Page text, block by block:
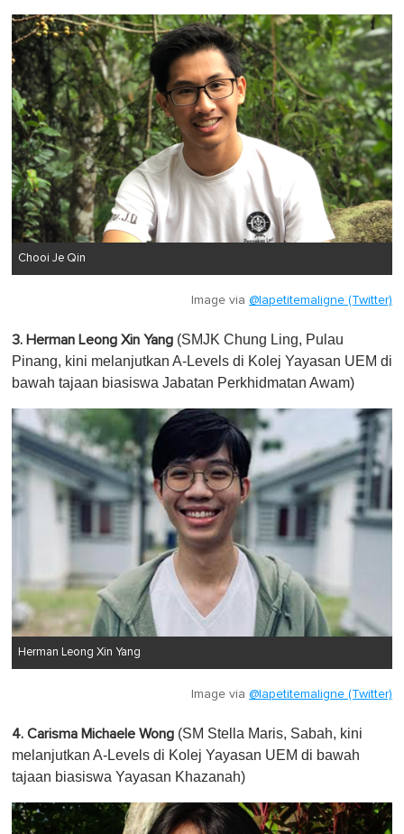
Chooi Je Qin
Image via @lapetitemaligne (Twitter)
3. Herman Leong Xin Yang (SMJK Chung Ling, Pulau
Pinang, kini melanjutkan A-Levels di Kolej Yayasan UEM di
bawah tajaan biasiswa Jabatan Perkhidmatan Awam)
Herman Leong Xin Yang
Image via @lapetitemaligne (Twitter)
4. Carisma Michaele Wong (SM Stella Maris, Sabah, kini
melanjutkan A-Levels di Kolej Yayasan UEM di bawah
tajaan biasiswa Yayasan Khazanah)